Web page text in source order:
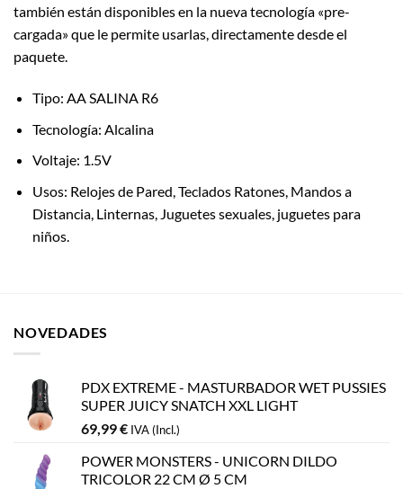
también están disponibles en la nueva tecnología «pre-
cargada» que le permite usarlas, directamente desde el
paquete.
Tipo: AA SALINA R6
Tecnología: Alcalina
Voltaje: 1.5V
Usos: Relojes de Pared, Teclados Ratones, Mandos a
Distancia, Linternas, Juguetes sexuales, juguetes para
niños.
NOVEDADES
PDX EXTREME - MASTURBADOR WET PUSSIES
SUPER JUICY SNATCH XXL LIGHT
69,99€ IVA (Incl.)
POWER MONSTERS - UNICORN DILDO
TRICOLOR 22 CM Ø 5 CM